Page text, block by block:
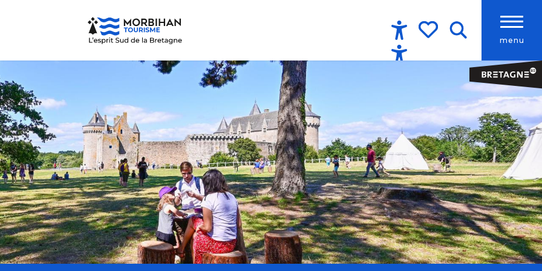
menu
Accessibilité